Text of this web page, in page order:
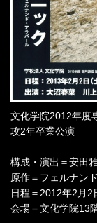
文化学院2012年度
攻2年卒業公演
構成・演出＝安田
原作＝フェルナン
日程＝2012年2月2
会場＝文化学院13